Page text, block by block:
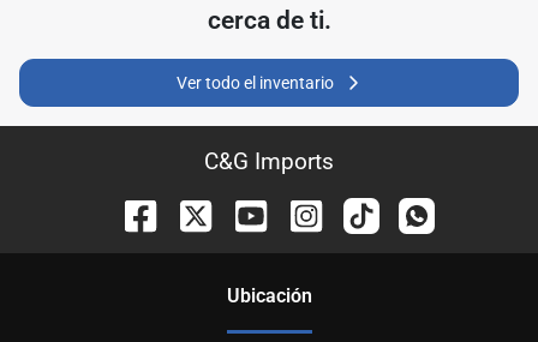
cerca de ti.
Ver todo el inventario
C&G Imports
Ubicación